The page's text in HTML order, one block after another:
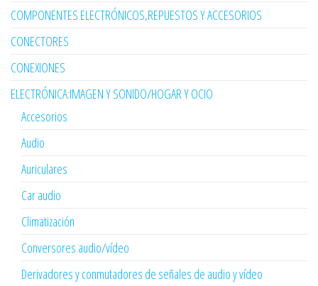
COMPONENTES ELECTRÓNICOS,REPUESTOS Y ACCESORIOS
CONECTORES
CONEXIONES
ELECTRÓNICA:IMAGEN Y SONIDO/HOGAR Y OCIO
Accesorios
Audio
Auriculares
Car audio
Climatización
Conversores audio/vídeo
Derivadores y conmutadores de señales de audio y vídeo